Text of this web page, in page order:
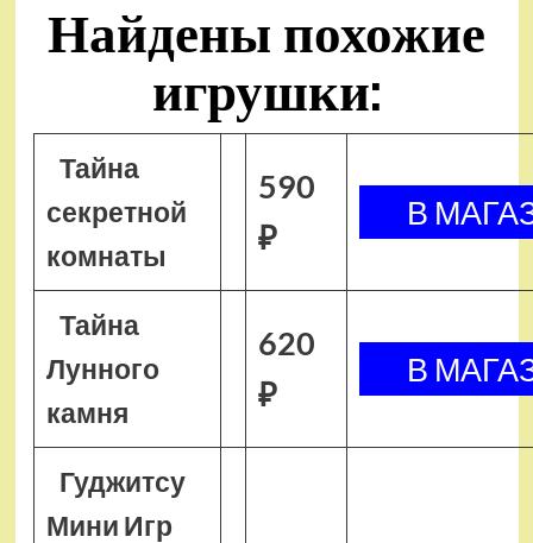
Найдены похожие
игрушки:
Тайна
секретной
комнаты
590
₽
Тайна
Лунного
камня
620
₽
Гуджитсу
Мини Игр